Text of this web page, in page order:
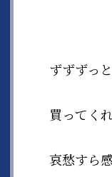
ずずずっ
買ってく
哀愁すら